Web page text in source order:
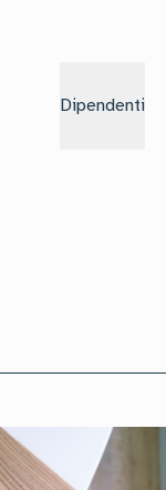
Dipendenti